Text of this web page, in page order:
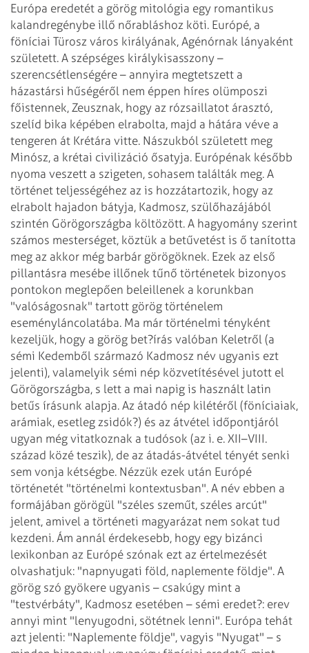
Európa eredetét a görög mitológia egy romantikus
kalandregénybe illő nőrabláshoz köti. Európé, a
föníciai Türosz város királyának, Agénórnak lányaként
született. A szépséges királykisasszony –
szerencsétlenségére – annyira megtetszett a
házastársi hűségéről nem éppen híres olümposzi
főistennek, Zeusznak, hogy az rózsaillatot árasztó,
szelíd bika képében elrabolta, majd a hátára véve a
tengeren át Krétára vitte. Nászukból született meg
Minósz, a krétai civilizáció ősatyja. Európénak később
nyoma veszett a szigeten, sohasem találták meg. A
történet teljességéhez az is hozzátartozik, hogy az
elrabolt hajadon bátyja, Kadmosz, szülőhazájából
szintén Görögországba költözött. A hagyomány szerint
számos mesterséget, köztük a betűvetést is ő tanította
meg az akkor még barbár görögöknek. Ezek az első
pillantásra mesébe illőnek tűnő történetek bizonyos
pontokon meglepően beleillenek a korunkban
"valóságosnak" tartott görög történelem
eseményláncolatába. Ma már történelmi tényként
kezeljük, hogy a görög bet?írás valóban Keletről (a
sémi Kedemből származó Kadmosz név ugyanis ezt
jelenti), valamelyik sémi nép közvetítésével jutott el
Görögországba, s lett a mai napig is használt latin
betűs írásunk alapja. Az átadó nép kilétéről (föníciaiak,
arámiak, esetleg zsidók?) és az átvétel időpontjáról
ugyan még vitatkoznak a tudósok (az i. e. XII–VIII.
század közé teszik), de az átadás-átvétel tényét senki
sem vonja kétségbe. Nézzük ezek után Európé
történetét "történelmi kontextusban". A név ebben a
formájában görögül "széles szeműt, széles arcút"
jelent, amivel a történeti magyarázat nem sokat tud
kezdeni. Ám annál érdekesebb, hogy egy bizánci
lexikonban az Európé szónak ezt az értelmezését
olvashatjuk: "napnyugati föld, naplemente földje". A
görög szó gyökere ugyanis – csakúgy mint a
"testvérbáty", Kadmosz esetében – sémi eredet?: erev
annyi mint "lenyugodni, sötétnek lenni". Európa tehát
azt jelenti: "Naplemente földje", vagyis "Nyugat" – s